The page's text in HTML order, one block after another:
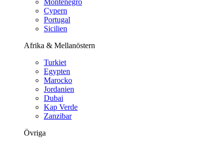
Montenegro
Cypern
Portugal
Sicilien
Afrika & Mellanöstern
Turkiet
Egypten
Marocko
Jordanien
Dubai
Kap Verde
Zanzibar
Övriga